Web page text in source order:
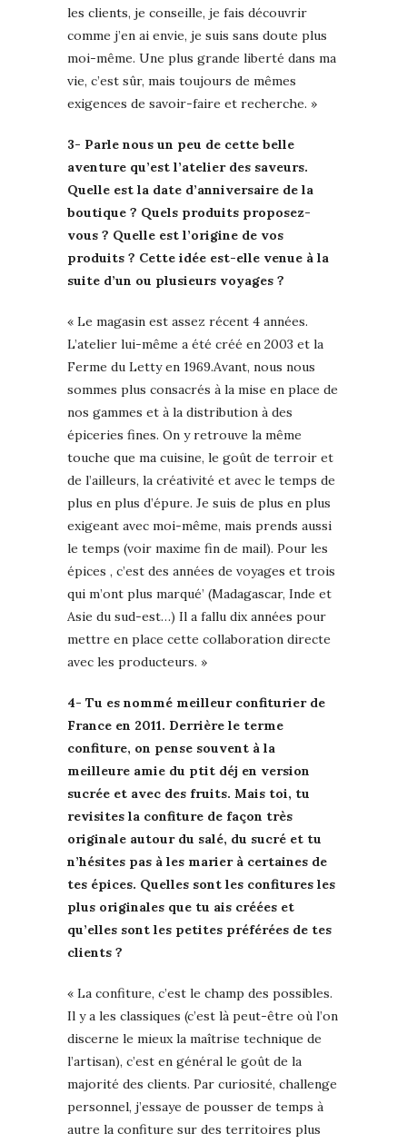
les clients, je conseille, je fais découvrir
comme j’en ai envie, je suis sans doute plus
moi-même. Une plus grande liberté dans ma
vie, c’est sûr, mais toujours de mêmes
exigences de savoir-faire et recherche. »
3- Parle nous un peu de cette belle
aventure qu’est l’atelier des saveurs.
Quelle est la date d’anniversaire de la
boutique ? Quels produits proposez-
vous ? Quelle est l’origine de vos
produits ? Cette idée est-elle venue à la
suite d’un ou plusieurs voyages ?
« Le magasin est assez récent 4 années.
L’atelier lui-même a été créé en 2003 et la
Ferme du Letty en 1969.Avant, nous nous
sommes plus consacrés à la mise en place de
nos gammes et à la distribution à des
épiceries fines. On y retrouve la même
touche que ma cuisine, le goût de terroir et
de l’ailleurs, la créativité et avec le temps de
plus en plus d’épure. Je suis de plus en plus
exigeant avec moi-même, mais prends aussi
le temps (voir maxime fin de mail). Pour les
épices , c’est des années de voyages et trois
qui m’ont plus marqué’ (Madagascar, Inde et
Asie du sud-est…) Il a fallu dix années pour
mettre en place cette collaboration directe
avec les producteurs. »
4- Tu es nommé meilleur confiturier de
France en 2011. Derrière le terme
confiture, on pense souvent à la
meilleure amie du ptit déj en version
sucrée et avec des fruits. Mais toi, tu
revisites la confiture de façon très
originale autour du salé, du sucré et tu
n’hésites pas à les marier à certaines de
tes épices. Quelles sont les confitures les
plus originales que tu ais créées et
qu’elles sont les petites préférées de tes
clients ?
« La confiture, c’est le champ des possibles.
Il y a les classiques (c’est là peut-être où l’on
discerne le mieux la maîtrise technique de
l’artisan), c’est en général le goût de la
majorité des clients. Par curiosité, challenge
personnel, j’essaye de pousser de temps à
autre la confiture sur des territoires plus